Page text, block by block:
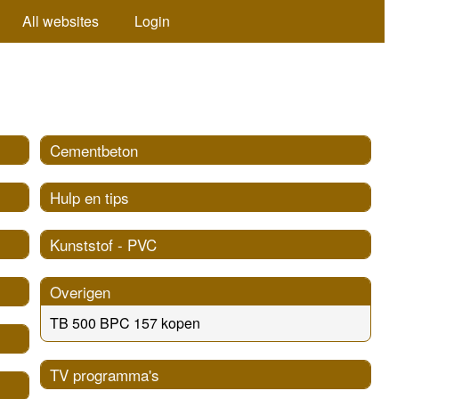
All websites Login
Cementbeton
Hulp en tips
Kunststof - PVC
Overigen
TB 500 BPC 157 kopen
TV programma's